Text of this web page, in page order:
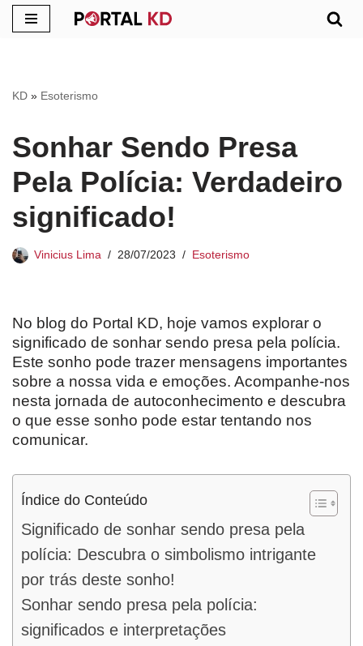
conteúdo
KD » Esoterismo
Sonhar Sendo Presa
Pela Polícia: Verdadeiro
significado!
Vinicius Lima 28/07/2023 Esoterismo
No blog do Portal KD, hoje vamos explorar o
significado de sonhar sendo presa pela polícia.
Este sonho pode trazer mensagens importantes
sobre a nossa vida e emoções. Acompanhe-nos
nesta jornada de autoconhecimento e descubra
o que esse sonho pode estar tentando nos
comunicar.
Índice do Conteúdo
Significado de sonhar sendo presa pela
polícia: Descubra o simbolismo intrigante
por trás deste sonho!
Sonhar sendo presa pela polícia:
significados e interpretações